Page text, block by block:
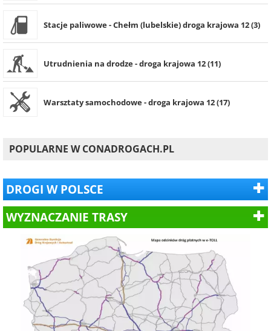
Stacje paliwowe - Chełm (lubelskie) droga krajowa 12 (3)
Utrudnienia na drodze - droga krajowa 12 (11)
Warsztaty samochodowe - droga krajowa 12 (17)
POPULARNE W CONADROGACH.PL
DROGI W POLSCE
WYZNACZANIE TRASY